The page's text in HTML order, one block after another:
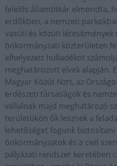
felelős államtitkár elmondta,
erdőkben, a nemzeti
vasúti és közúti
önkormányzati közterületen
elhelyezett hulladékot
meghatározott elvek alapján.
Magyar Közút Nzrt, az
erdészeti társaságok és
vállalnak majd meghatározó
területükön ők lesznek a
lehetőséget fogunk biztosítani
önkormányzatok és a civil
pályázati rendszer keretében